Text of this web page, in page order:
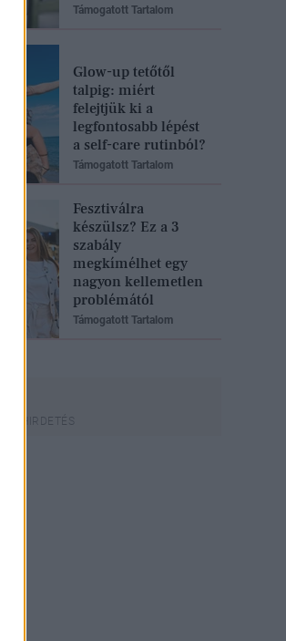
Támogatott Tartalom
Glow-up tetőtől
talpig: miért
felejtjük ki a
legfontosabb lépést
a self-care rutinból?
Támogatott Tartalom
Fesztiválra
készülsz? Ez a 3
szabály
megkímélhet egy
nagyon kellemetlen
problémától
Támogatott Tartalom